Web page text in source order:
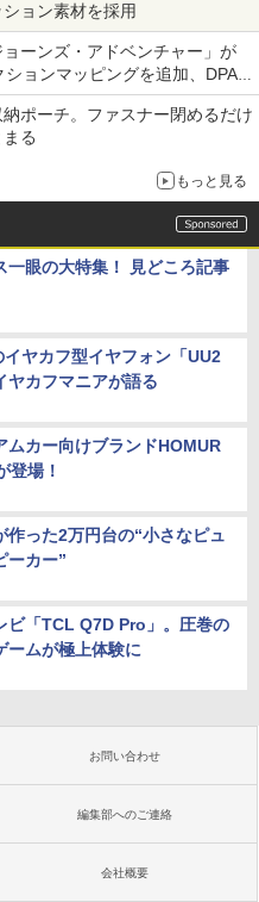
ョン素材を採用
ーンズ・アドベンチャー」が
ョンマッピングを追加、DPA
ポーチ。ファスナー閉めるだけ
る
もっと見る
一眼の大特集！ 見どころ記事
ヤカフ型イヤフォン「UU2
ヤカフマニアが語る
ムカー向けブランドHOMUR
登場！
作った2万円台の“小さなピュ
ーカー”
ビ「TCL Q7D Pro」。圧巻の
ームが極上体験に
お問い合わせ
編集部へのご連絡
会社概要